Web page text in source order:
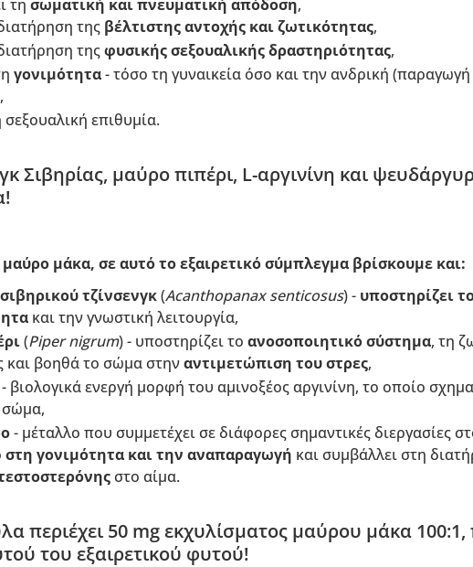
τη σωματική και πνευματική απόδοση,
της βέλτιστης αντοχής και ζωτικότητας,
τηςφυσικής σεξουαλικής δραστηριότητας,
γονιμότητα- τόσο τη γυναικεία όσο και την ανδρική (παραγωγή
σεξουαλική επιθυμία.
Σιβηρίας, μαύρο πιπέρι, L-αργινίνη και
μάκα, σε αυτό το εξαιρετικό σύμπλεγμα βρίσκουμε και:
τζίνσενγκ(Acanthopanax senticosus) - υποστηρίζει
και την γνωστική λειτουργία,
(Piper nigrum) - υποστηρίζει το ανοσοποιητικό σύστημα, τη
και βοηθά το σώμα στηναντιμετώπιση του στρες,
- βιολογικά ενεργή μορφή του αμινοξέος αργινίνη, το οποίο
- μέταλλο που συμμετέχει σε διάφορες σημαντικές διεργασίες
στη γονιμότητα και την αναπαραγωγή και συμβάλλει στη
στο αίμα.
περιέχει 50 mg εκχυλίσματος μαύρου μάκα 100:1,
του εξαιρετικού φυτού!